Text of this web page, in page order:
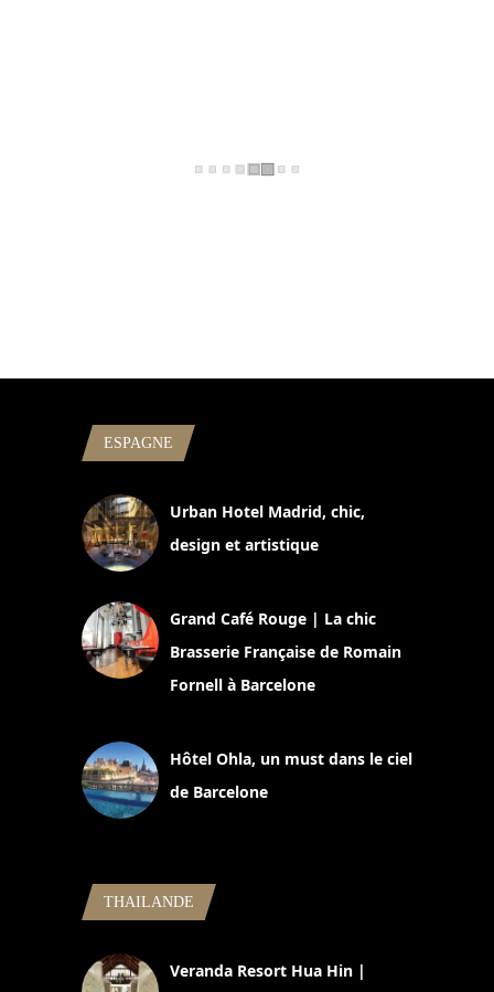
ESPAGNE
Urban Hotel Madrid, chic,
design et artistique
Grand Café Rouge | La chic
Brasserie Française de Romain
Fornell à Barcelone
Hôtel Ohla, un must dans le ciel
de Barcelone
THAILANDE
Veranda Resort Hua Hin |